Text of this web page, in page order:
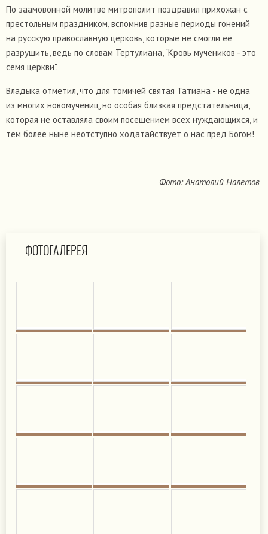
По заамовонной молитве митрополит поздравил прихожан с
престольным праздником, вспомнив разные периоды гонений
на русскую православную церковь, которые не смогли её
разрушить, ведь по словам Тертулиана, "Кровь мучеников - это
семя церкви".
Владыка отметил, что для томичей святая Татиана - не одна
из многих новомучениц, но особая близкая предстательница,
которая не оставляла своим посещением всех нуждающихся, и
тем более ныне неотступно ходатайствует о нас пред Богом!
Фото: Анатолий Налетов
ФОТОГАЛЕРЕЯ